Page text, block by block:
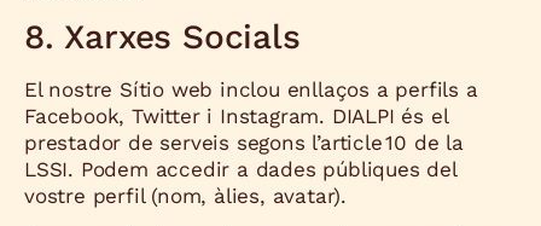
8. Xarxes Socials
El nostre Sítio web inclou enllaços a perfils a
Facebook, Twitter i Instagram. DIALPI és el
prestador de serveis segons l’article 10 de la
LSSI. Podem accedir a dades públiques del
vostre perfil (nom, àlies, avatar).